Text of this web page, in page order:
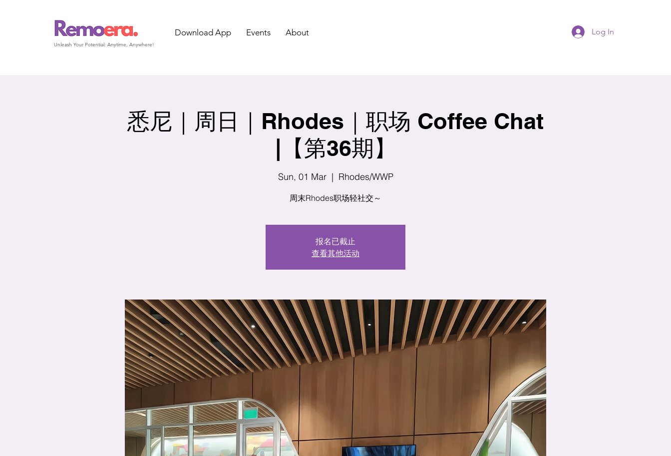
Download App Events About
Unleash Your Potential: Anytime, Anywhere!
Log In
悉尼｜周日｜Rhodes｜职场 Coffee Chat
|【第36期】
Sun, 01 Mar
  |
Rhodes/WWP
周末Rhodes职场轻社交～
报名已截止
查看其他活动